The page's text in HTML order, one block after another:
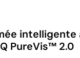
PureVis™ 2.0